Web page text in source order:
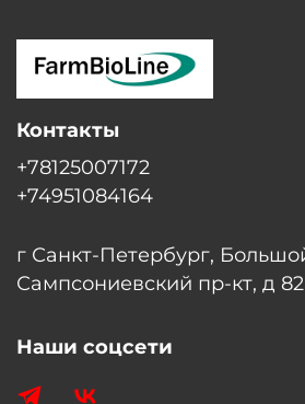
Контакты
+78125007172
+74951084164
г Санкт-Петербург,
Сампсониевский пр-кт, д
Наши соцсети